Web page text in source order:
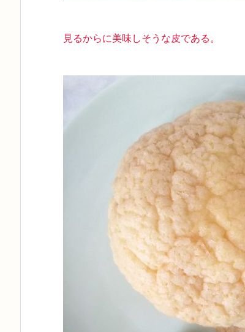
見るからに美味しそうな皮である。